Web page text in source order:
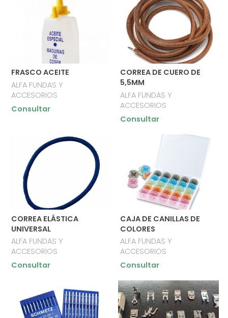
FRASCO ACEITE
ALFA FUNDAS Y
ACCESORIOS
Consultar
CORREA DE CUERO DE
5,5MM
ALFA FUNDAS Y
ACCESORIOS
Consultar
CORREA ELÁSTICA
UNIVERSAL
ALFA FUNDAS Y
ACCESORIOS
Consultar
CAJA DE CANILLAS DE
COLORES
ALFA FUNDAS Y
ACCESORIOS
Consultar